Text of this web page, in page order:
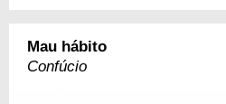
Mau hábito
Confúcio